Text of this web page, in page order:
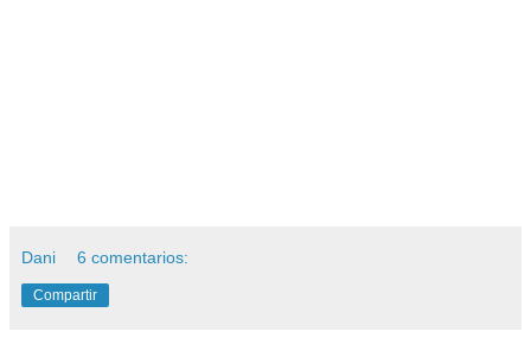
Dani 6 comentarios:
Compartir